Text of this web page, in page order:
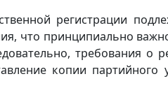
регистрации
что принципиально
требования о
копии